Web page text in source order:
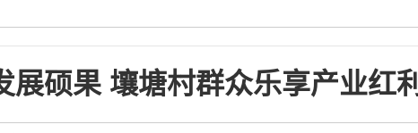
展硕果 壤塘村群众乐享产业红利